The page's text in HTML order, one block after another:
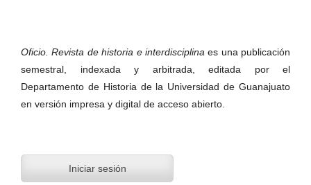
Oficio. Revista de historia e interdisciplinaes una publicación
semestral, indexada y arbitrada, editada por el
Departamento de Historia de la Universidad de Guanajuato
en versión impresa y digital de acceso abierto.
Iniciar sesión